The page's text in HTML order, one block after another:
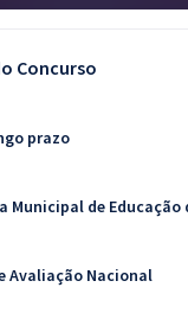
Concurso
prazo
Municipal de Educação
Avaliação Nacional